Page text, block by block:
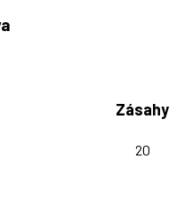
Zásahy
20